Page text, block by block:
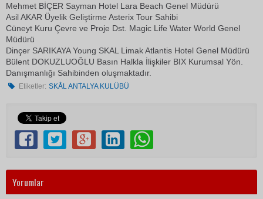
Mehmet BİÇER Sayman Hotel Lara Beach Genel Müdürü
Asil AKAR Üyelik Geliştirme Asterix Tour Sahibi
Cüneyt Kuru Çevre ve Proje Dst. Magic Life Water World Genel
Müdürü
Dinçer SARIKAYA Young SKAL Limak Atlantis Hotel Genel Müdürü
Bülent DOKUZLUOĞLU Basın Halkla İlişkiler BIX Kurumsal Yön.
Danışmanlığı Sahibinden oluşmaktadır.
Etiketler: SKÅL ANTALYA KULÜBÜ
Yorumlar